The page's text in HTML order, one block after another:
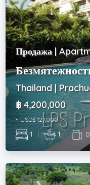
Продажа |
Thailand |
฿ 4,200,000
~ USD$ 127,000
1 | 1 |